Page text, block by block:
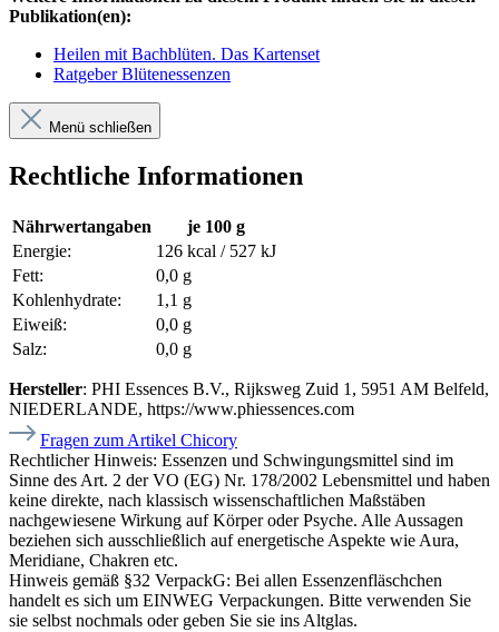
Publikation(en):
Heilen mit Bachblüten. Das Kartenset
Ratgeber Blütenessenzen
Menü schließen
Rechtliche Informationen
Nährwertangaben
je 100 g
Energie:
126 kcal / 527 kJ
Fett:
0,0 g
Kohlenhydrate:
1,1 g
Eiweiß:
0,0 g
Salz:
0,0 g
Hersteller: PHI Essences B.V., Rijksweg Zuid 1, 5951 AM Belfeld,
NIEDERLANDE, https://www.phiessences.com
Fragen zum Artikel Chicory
Rechtlicher Hinweis: Essenzen und Schwingungsmittel sind im
Sinne des Art. 2 der VO (EG) Nr. 178/2002 Lebensmittel und haben
keine direkte, nach klassisch wissenschaftlichen Maßstäben
nachgewiesene Wirkung auf Körper oder Psyche. Alle Aussagen
beziehen sich ausschließlich auf energetische Aspekte wie Aura,
Meridiane, Chakren etc.
Hinweis gemäß §32 VerpackG: Bei allen Essenzenfläschchen
handelt es sich um EINWEG Verpackungen. Bitte verwenden Sie
sie selbst nochmals oder geben Sie sie ins Altglas.